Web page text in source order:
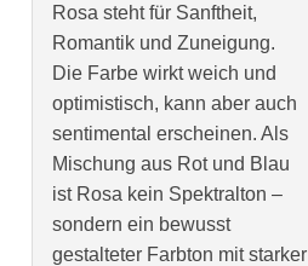
Rosa steht für Sanftheit,
Romantik und Zuneigung.
Die Farbe wirkt weich und
optimistisch, kann aber auch
sentimental erscheinen. Als
Mischung aus Rot und Blau
ist Rosa kein Spektralton –
sondern ein bewusst
gestalteter Farbton mit starker